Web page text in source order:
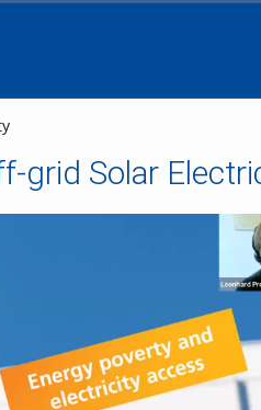
grid Solar
Video abspielen